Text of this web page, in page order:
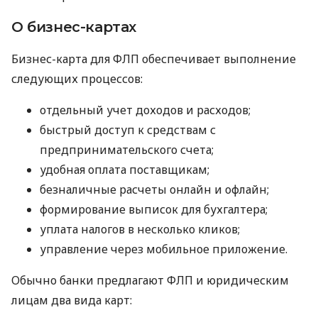
О бизнес-картах
Бизнес-карта для ФЛП обеспечивает выполнение
следующих процессов:
отдельный учет доходов и расходов;
быстрый доступ к средствам с
предпринимательского счета;
удобная оплата поставщикам;
безналичные расчеты онлайн и офлайн;
формирование выписок для бухгалтера;
уплата налогов в несколько кликов;
управление через мобильное приложение.
Обычно банки предлагают ФЛП и юридическим
лицам два вида карт: